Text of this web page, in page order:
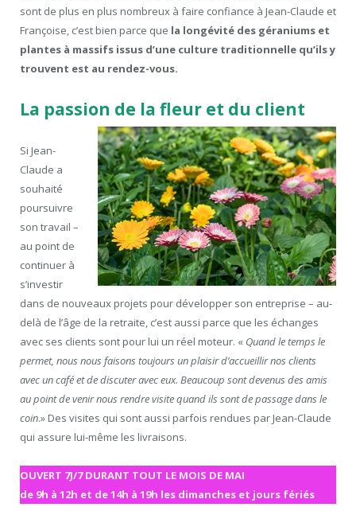
sont de plus en plus nombreux à faire confiance à Jean-Claude et
Françoise, c’est bien parce que la longévité des géraniums et
plantes à massifs issus d’une culture traditionnelle qu’ils y
trouvent est au rendez-vous.
La passion de la fleur et du client
Si Jean-
Claude a
souhaité
poursuivre
son travail –
au point de
continuer à
s’investir
dans de nouveaux projets pour développer son entreprise – au-
delà de l’âge de la retraite, c’est aussi parce que les échanges
avec ses clients sont pour lui un réel moteur. « Quand le temps le
permet, nous nous faisons toujours un plaisir d’accueillir nos clients
avec un café et de discuter avec eux. Beaucoup sont devenus des amis
au point de venir nous rendre visite quand ils sont de passage dans le
coin.» Des visites qui sont aussi parfois rendues par Jean-Claude
qui assure lui-même les livraisons.
OUVERT 7J/7 DURANT TOUT LE MOIS DE MAI
de 9h à 12h et de 14h à 19h les dimanches et jours fériés